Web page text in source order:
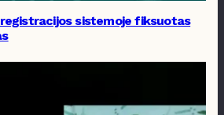
registracijos sistemoje fiksuotas